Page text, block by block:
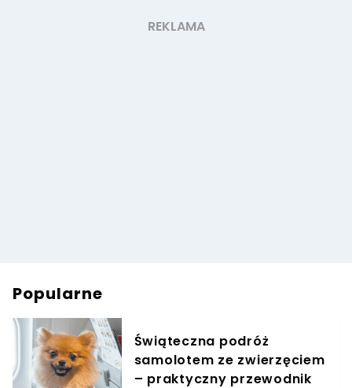
Popularne
Świąteczna podróż
samolotem ze zwierzęciem
– praktyczny przewodnik